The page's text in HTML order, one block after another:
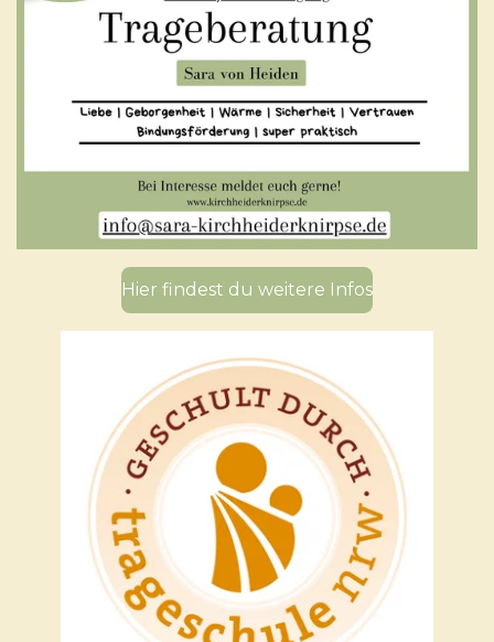
Hier findest du weitere Infos